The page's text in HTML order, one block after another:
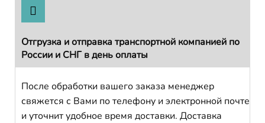
Отгрузка и отправка транспортной компанией по
России и СНГ в день оплаты
После обработки вашего заказа менеджер
свяжется с Вами по телефону и электронной почте
и уточнит удобное время доставки. Доставка